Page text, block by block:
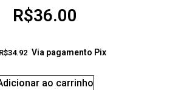
R$36.00
R$34.92 Via pagamento Pix
ao carrinho